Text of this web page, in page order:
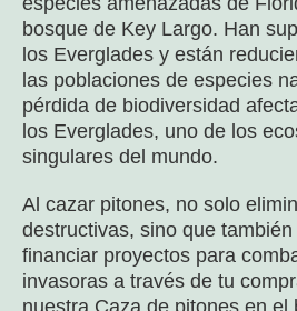
bosque de Key Largo. Han
los Everglades y están
las poblaciones de especies
pérdida de biodiversidad
los Everglades, uno de los
singulares del mundo.
Al cazar pitones, no solo
destructivas, sino que
financiar proyectos para
invasoras a través de tu
nuestra Caza de pitones en el